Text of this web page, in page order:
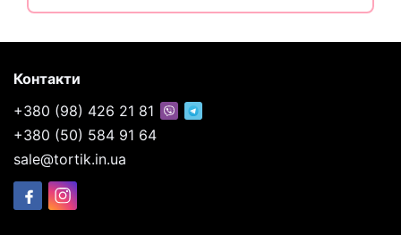
Контакти
+380 (98) 426 21 81
+380 (50) 584 91 64
sale@tortik.in.ua